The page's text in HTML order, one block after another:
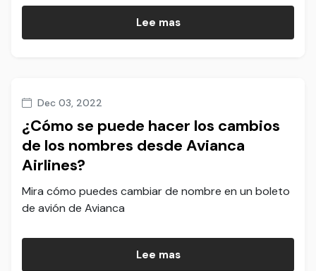
Lee mas
Dec 03, 2022
¿Cómo se puede hacer los cambios
de los nombres desde Avianca
Airlines?
Mira cómo puedes cambiar de nombre en un boleto
de avión de Avianca
Lee mas